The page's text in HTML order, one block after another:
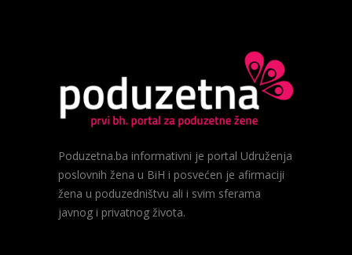
Poduzetna.ba informativni je portal Udruženja
poslovnih žena u BiH i posvećen je afirmaciji
žena u poduzedništvu ali i svim sferama
javnog i privatnog života.